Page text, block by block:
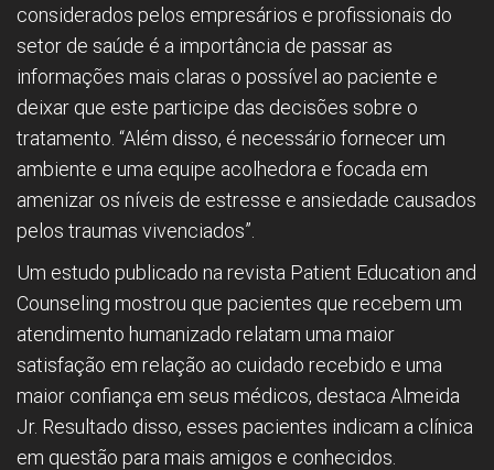
considerados pelos empresários e profissionais do
setor de saúde é a importância de passar as
informações mais claras o possível ao paciente e
deixar que este participe das decisões sobre o
tratamento. “Além disso, é necessário fornecer um
ambiente e uma equipe acolhedora e focada em
amenizar os níveis de estresse e ansiedade causados
pelos traumas vivenciados”.
Um estudo publicado na revista Patient Education and
Counseling mostrou que pacientes que recebem um
atendimento humanizado relatam uma maior
satisfação em relação ao cuidado recebido e uma
maior confiança em seus médicos, destaca Almeida
Jr. Resultado disso, esses pacientes indicam a clínica
em questão para mais amigos e conhecidos.